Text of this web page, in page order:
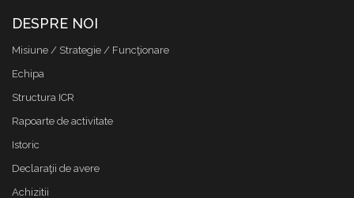
DESPRE NOI
Misiune / Strategie / Funcţionare
Echipa
Structura ICR
Rapoarte de activitate
Istoric
Declaraţii de avere
Achizitii